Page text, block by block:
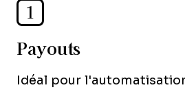
1
Payouts
Idéal pour